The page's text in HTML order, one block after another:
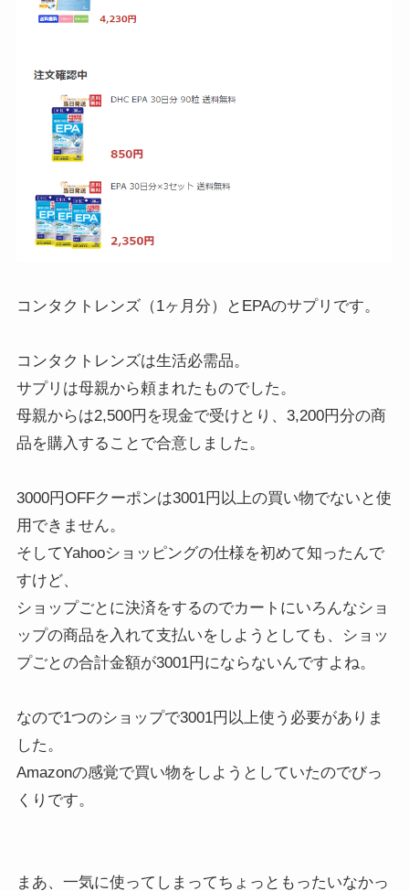
コンタクトレンズ（1ヶ月分）とEPAのサプリです。
コンタクトレンズは生活必需品。
サプリは母親から頼まれたものでした。
母親からは2,500円を現金で受けとり、3,200円分の商
品を購入することで合意しました。
3000円OFFクーポンは3001円以上の買い物でないと使
用できません。
そしてYahooショッピングの仕様を初めて知ったんで
すけど、
ショップごとに決済をするのでカートにいろんなショ
ップの商品を入れて支払いをしようとしても、ショッ
プごとの合計金額が3001円にならないんですよね。
なので1つのショップで3001円以上使う必要がありま
した。
Amazonの感覚で買い物をしようとしていたのでびっ
くりです。
まあ、一気に使ってしまってちょっともったいなかっ